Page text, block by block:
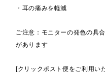
・耳の痛みを軽減
ご注意：モニターの発色の具
があります
[クリックポスト便をご利用い